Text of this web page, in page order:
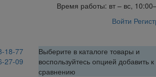
Время работы: вт – вс,
Войти
18-77
27-09
Выберите в каталоге товары и
воспользуйтесь опцией добавить к
сравнению